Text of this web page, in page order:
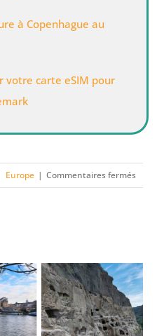
à Copenhague au
votre carte eSIM pour
Europe | Commentaires ferméssur
5